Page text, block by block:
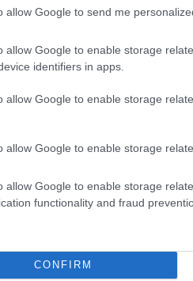
allow Google to send me
allow Google to enable storage
identifiers in apps.
allow Google to enable storage
allow Google to enable storage
allow Google to enable storage
functionality and fraud
CONFIRM
IAB Hellas: Νέα Διοικούσα
Γιαγλής